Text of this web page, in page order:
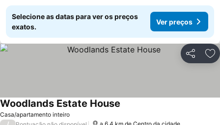
Selecione as datas para ver os preços
exatos.
Ver preços
Partilhar
Casa/apartamento inteiro
Woodlands Estate House